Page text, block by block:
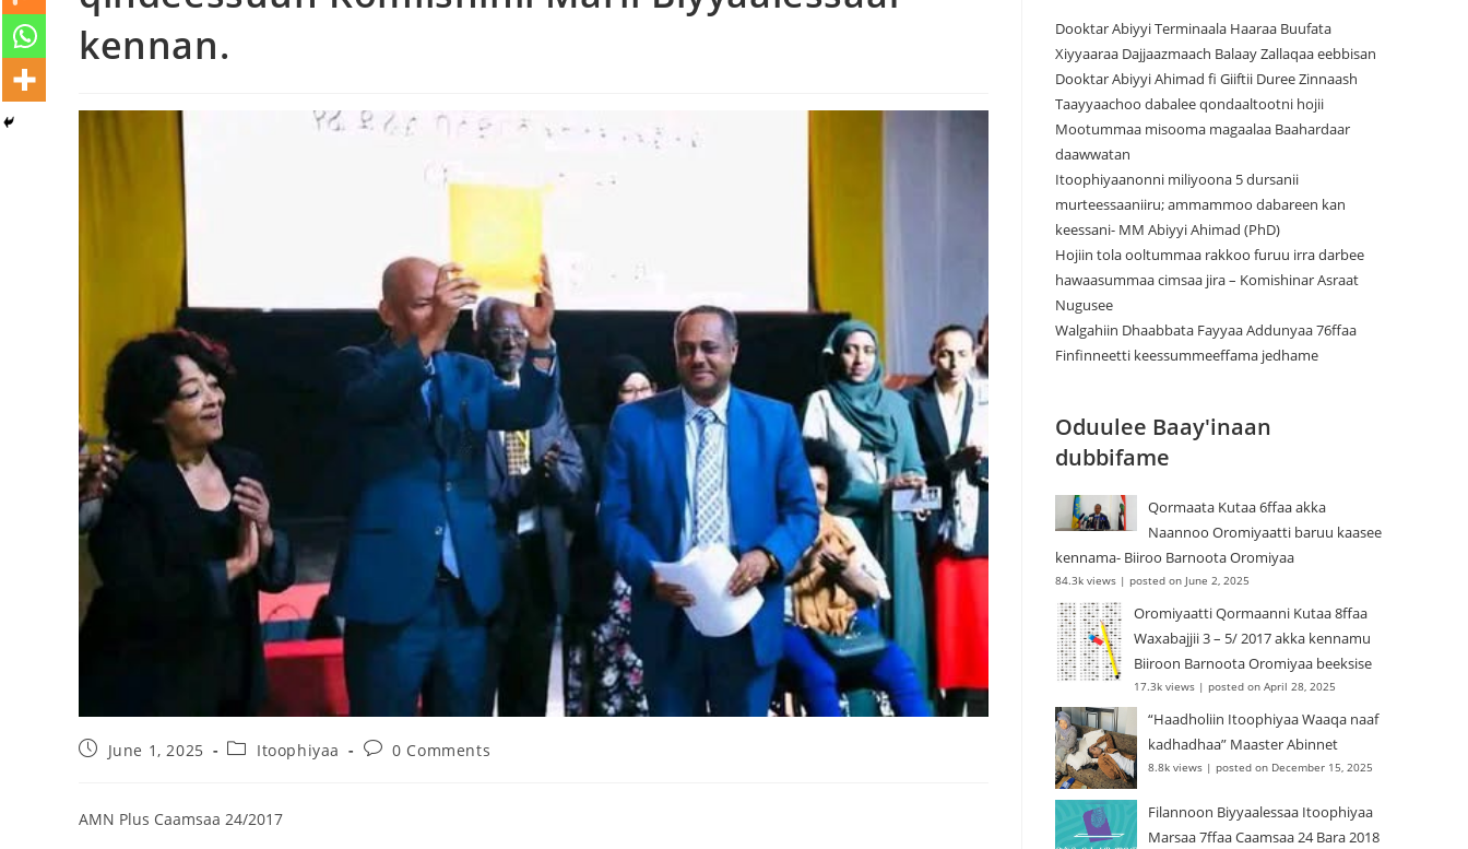
Dooktar Abiyyi Terminaala Haaraa
Buufata Xiyyaaraa Dajjaazmaach Balaay
Zallaqaa eebbisan
Dooktar Abiyyi Ahimad fi Giiftii Duree
qondaaltootni hojii Mootummaa misooma
kennan.
June 1, 2025 Itoophiyaa 0 Comments
AMN Plus Caamsaa 24/2017
Dooktar Abiyyi Terminaala Haaraa Buufata
Xiyyaaraa Dajjaazmaach Balaay Zallaqaa eebbisan
Dooktar Abiyyi Ahimad fi Giiftii Duree Zinnaash
Taayyaachoo dabalee qondaaltootni hojii
Mootummaa misooma magaalaa Baahardaar
daawwatan
Itoophiyaanonni miliyoona 5 dursanii
murteessaaniiru; ammammoo dabareen kan
keessani- MM Abiyyi Ahimad (PhD)
Hojiin tola ooltummaa rakkoo furuu irra darbee
hawaasummaa cimsaa jira – Komishinar Asraat
Nugusee
Walgahiin Dhaabbata Fayyaa Addunyaa 76ffaa
Finfinneetti keessummeeffama jedhame
Oduulee Baay'inaan
dubbifame
Qormaata Kutaa 6ffaa akka
Naannoo Oromiyaatti baruu kaasee
kennama- Biiroo Barnoota Oromiyaa
84.3k views | posted on June 2, 2025
Oromiyaatti Qormaanni Kutaa 8ffaa
Waxabajjii 3 – 5/ 2017 akka kennamu
Biiroon Barnoota Oromiyaa beeksise
17.3k views | posted on April 28, 2025
“Haadholiin Itoophiyaa Waaqa naaf
kadhadhaa” Maaster Abinnet
8.8k views | posted on December 15, 2025
Filannoon Biyyaalessaa Itoophiyaa
Marsaa 7ffaa Caamsaa 24 Bara 2018